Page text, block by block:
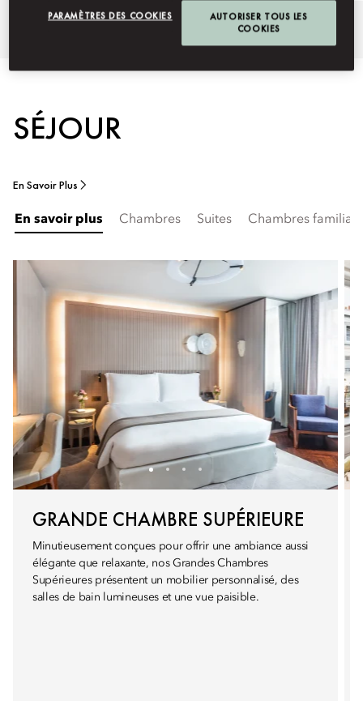
SÉJOUR
En Savoir Plus
En savoir plus Chambres Suites Chambres
GRANDE CHAMBRE SUPÉRIEURE
Minutieusement conçues pour offrir une ambiance aussi
élégante que relaxante, nos Grandes Chambres
Supérieures présentent un mobilier personnalisé, des
salles de bain lumineuses et une vue paisible.
PARAMÈTRES DES COOKIES
AUTORISER TOUS LES
COOKIES